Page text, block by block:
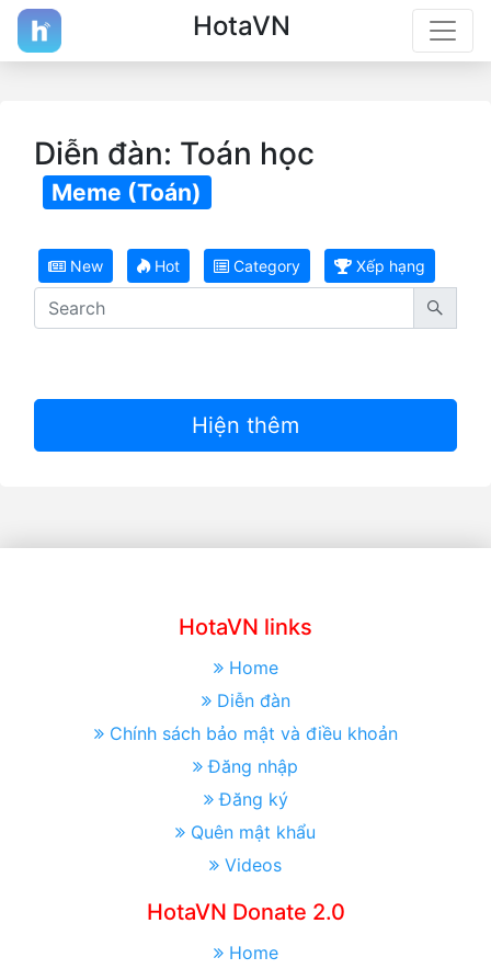
HotaVN
Diễn đàn: Toán học
Meme (Toán)
New Hot Category Xếp hạng
Hiện thêm
HotaVN links
Home
Diễn đàn
Chính sách bảo mật và điều khoản
Đăng nhập
Đăng ký
Quên mật khẩu
Videos
HotaVN Donate 2.0
Home